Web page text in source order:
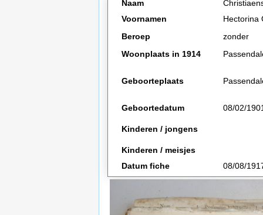
Naam
Voornamen
Hectorina
Beroep
zonder
Woonplaats in 1914
Geboorteplaats
Geboortedatum 08/02/
Kinderen / jongens
Kinderen / meisjes
Datum fiche
08/08/